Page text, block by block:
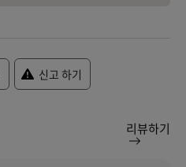
신고 하기
리뷰하기